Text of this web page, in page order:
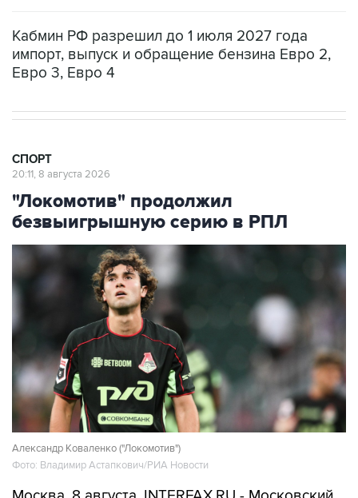
Кабмин РФ разрешил до 1 июля 2027 года
импорт, выпуск и обращение бензина Евро 2,
Евро 3, Евро 4
СПОРТ
20:11, 8 августа 2026
"Локомотив" продолжил
безвыигрышную серию в РПЛ
Александр Коваленко ("Локомотив")
Фото: Владимир Астапкович/РИА Новости